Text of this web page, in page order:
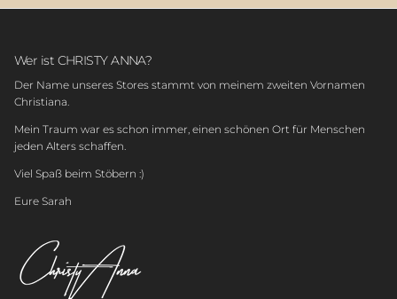
Wer ist CHRISTY ANNA?
Der Name unseres Stores stammt von meinem zweiten Vornamen
Christiana.
Mein Traum war es schon immer, einen schönen Ort für Menschen
jeden Alters schaffen.
Viel Spaß beim Stöbern :)
Eure Sarah